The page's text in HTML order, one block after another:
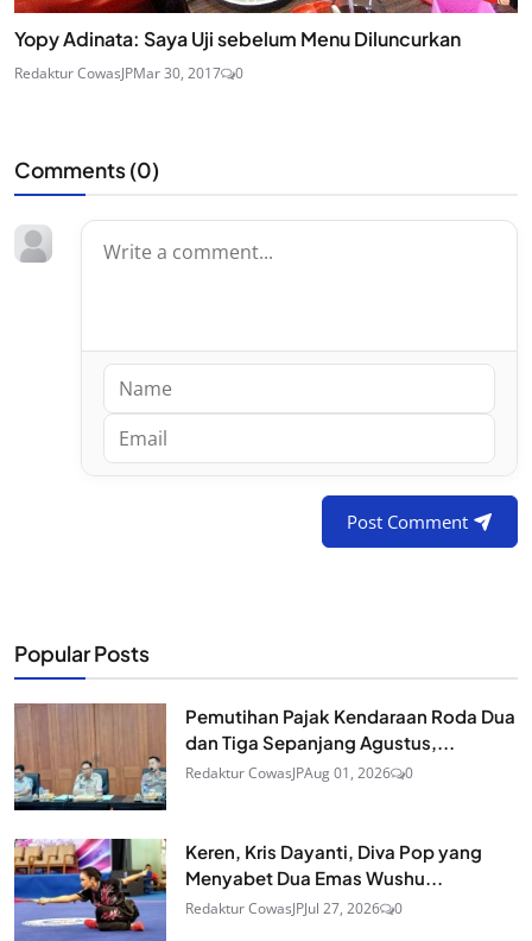
Yopy Adinata: Saya Uji sebelum Menu Diluncurkan
Redaktur CowasJPMar 30, 2017 0
Comments (0)
Post Comment
Popular Posts
Pemutihan Pajak Kendaraan Roda Dua
dan Tiga Sepanjang Agustus,...
Redaktur CowasJPAug 01, 2026 0
Keren, Kris Dayanti, Diva Pop yang
Menyabet Dua Emas Wushu...
Redaktur CowasJPJul 27, 2026 0